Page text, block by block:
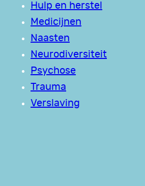
Hulp en herstel
Medicijnen
Naasten
Neurodiversiteit
Psychose
Trauma
Verslaving